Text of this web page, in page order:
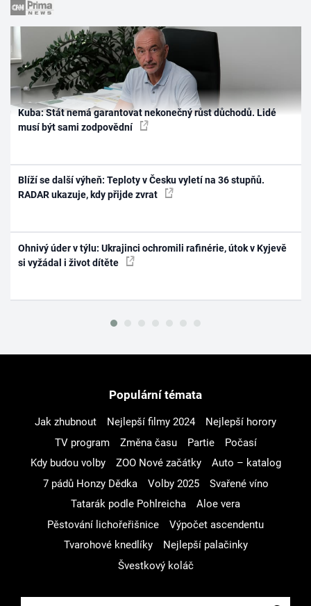
Kuba: Stát nemá garantovat nekonečný růst důchodů. Lidé
musí být sami zodpovědní
Blíží se další výheň: Teploty v Česku vyletí na 36 stupňů.
RADAR ukazuje, kdy přijde zvrat
Ohnivý úder v týlu: Ukrajinci ochromili rafinérie, útok v Kyjevě
si vyžádal i život dítěte
Populární témata
Jak zhubnout Nejlepší filmy 2024
Nejlepší horory
TV program
Změna času Partie
Počasí
Kdy budou volby
ZOO Nové začátky
Auto – katalog
7 pádů Honzy Dědka
Volby 2025
Svařené víno
Tatarák podle Pohlreicha
Aloe vera
Pěstování lichořeřišnice
Výpočet ascendentu
Tvarohové knedlíky
Nejlepší palačinky
Švestkový koláč